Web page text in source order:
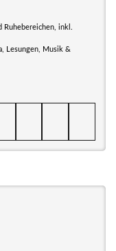
Ruhebereichen, inkl.
Lesungen, Musik &